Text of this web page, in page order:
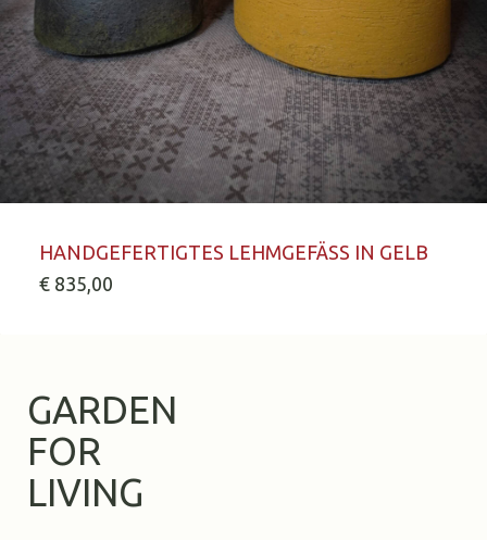
HANDGEFERTIGTES LEHMGEFÄSS IN GELB
€ 835,00
GARDEN
FOR
LIVING